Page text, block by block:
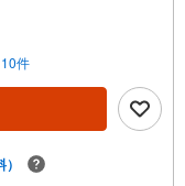
様のお昼寝スペース
やすいキッチンで、
◆1階2階にトイレ有
お部屋のスペースを
されたレイアウトで家
団干しにも便利なバル
繋がりやすくなってお
件